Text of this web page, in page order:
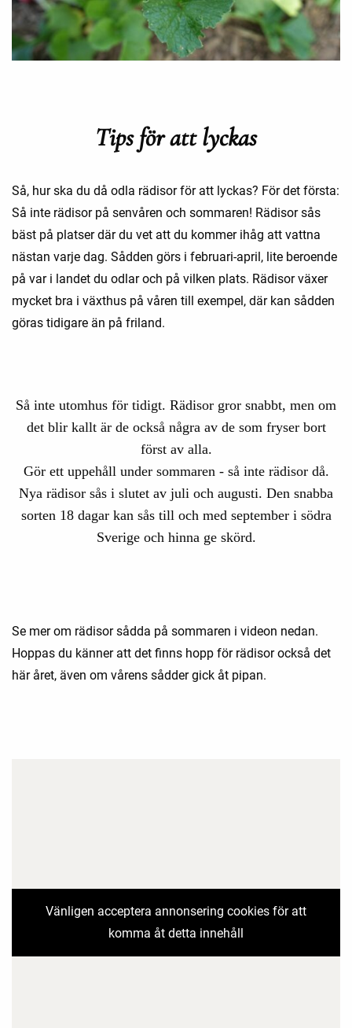
Tips för att lyckas
Så, hur ska du då odla rädisor för att lyckas? För det första:
Så inte rädisor på senvåren och sommaren! Rädisor sås
bäst på platser där du vet att du kommer ihåg att vattna
nästan varje dag. Sådden görs i februari-april, lite beroende
på var i landet du odlar och på vilken plats. Rädisor växer
mycket bra i växthus på våren till exempel, där kan sådden
göras tidigare än på friland.
Så inte utomhus för tidigt. Rädisor gror snabbt, men om
det blir kallt är de också några av de som fryser bort
först av alla.
Gör ett uppehåll under sommaren - så inte rädisor då.
Nya rädisor sås i slutet av juli och augusti. Den snabba
sorten 18 dagar kan sås till och med september i södra
Sverige och hinna ge skörd.
Se mer om rädisor sådda på sommaren i videon nedan.
Hoppas du känner att det finns hopp för rädisor också det
här året, även om vårens sådder gick åt pipan.
Vänligen acceptera annonsering cookies för att
komma åt detta innehåll